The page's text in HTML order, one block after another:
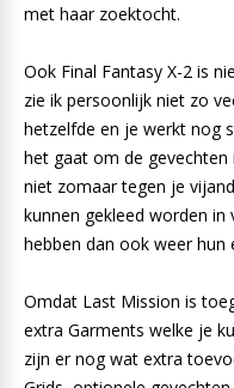
met haar zoektocht.
Ook Final Fantasy X-2 is
zie ik persoonlijk niet zo
hetzelfde en je werkt nog
het gaat om de gevechten
niet zomaar tegen je
kunnen gekleed worden in
hebben dan ook weer hun
Omdat Last Mission is
extra Garments welke je
zijn er nog wat extra